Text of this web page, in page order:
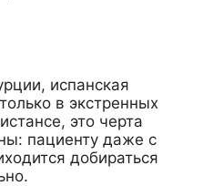
испанская
в экстренных
это черта
пациенту даже с
добираться